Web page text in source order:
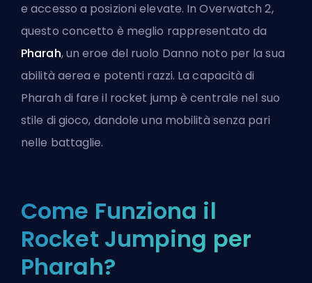
e accesso a posizioni elevate. In Overwatch 2,
questo concetto è meglio rappresentato da
Pharah, un eroe del ruolo Danno noto per la sua
abilità aerea e potenti razzi. La capacità di
Pharah di fare il rocket jump è centrale nel suo
stile di gioco, dandole una mobilità senza pari
nelle battaglie.
Come Funziona il
Rocket Jumping per
Pharah?